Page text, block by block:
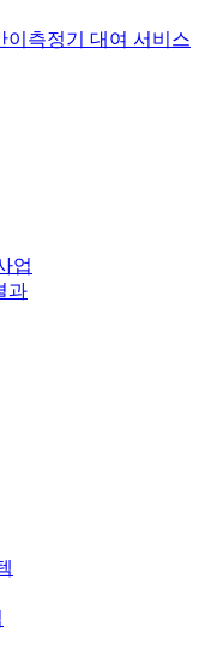
이측정기 대여 서비스
업
과